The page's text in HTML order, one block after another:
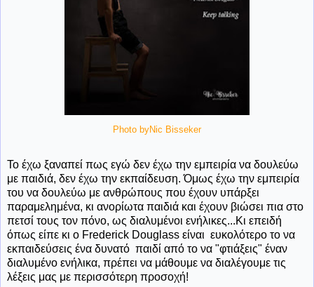
Photo byNic Bisseker
Το έχω ξαναπεί πως εγώ δεν έχω την εμπειρία να δουλεύω
με παιδιά, δεν έχω την εκπαίδευση. Όμως έχω την εμπειρία
του να δουλεύω με ανθρώπους που έχουν υπάρξει
παραμελημένα, κι ανορίωτα παιδιά και έχουν βιώσει πια στο
πετσί τους τον πόνο, ως διαλυμένοι ενήλικες...Κι επειδή
όπως είπε κι ο Frederick Douglass είναι ευκολότερο το να
εκπαιδεύσεις ένα δυνατό παιδί από το να "φτιάξεις" έναν
διαλυμένο ενήλικα, πρέπει να μάθουμε να διαλέγουμε τις
λέξεις μας με περισσότερη προσοχή!